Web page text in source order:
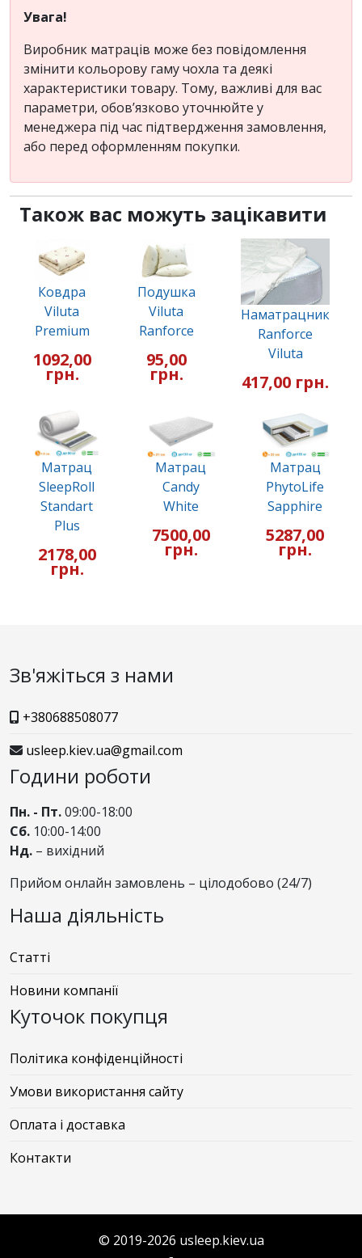
Увага!
Виробник матраців може без повідомлення
змінити кольорову гаму чохла та деякі
характеристики товару. Тому, важливі для вас
параметри, обов’язково уточнюйте у
менеджера під час підтвердження замовлення,
або перед оформленням покупки.
Також вас можуть зацікавити
Ковдра
Viluta
Premium
1092,00
грн.
Подушка
Viluta
Ranforce
95,00
грн.
Наматрацник
Ranforce
Viluta
417,00 грн.
Матрац
SleepRoll
Standart
Plus
2178,00
грн.
Матрац
Candy
White
7500,00
грн.
Матрац
PhytoLife
Sapphire
5287,00
грн.
Зв'яжіться з нами
+380688508077
usleep.kiev.ua@gmail.com
Години роботи
Пн. - Пт.09:00-18:00
Сб. 10:00-14:00
Нд. – вихідний
Прийом онлайн замовлень – цілодобово (24/7)
Наша діяльність
Статті
Новини компанії
Куточок покупця
Політика конфіденційності
Умови використання сайту
Оплата і доставка
Контакти
© 2019-2026 usleep.kiev.ua